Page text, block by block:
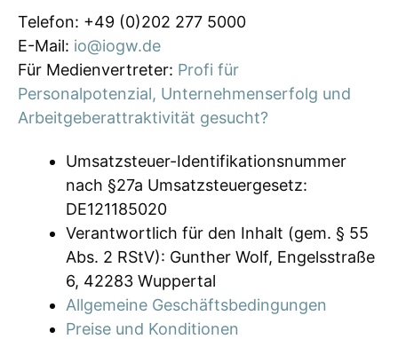
Telefon: +49 (0)202 277 5000
E-Mail: io@iogw.de
Für Medienvertreter: Profi für
Personalpotenzial, Unternehmenserfolg und
Arbeitgeberattraktivität gesucht?
Umsatzsteuer-Identifikationsnummer
nach §27a Umsatzsteuergesetz:
DE121185020
Verantwortlich für den Inhalt (gem. § 55
Abs. 2 RStV): Gunther Wolf, Engelsstraße
6, 42283 Wuppertal
Allgemeine Geschäftsbedingungen
Preise und Konditionen